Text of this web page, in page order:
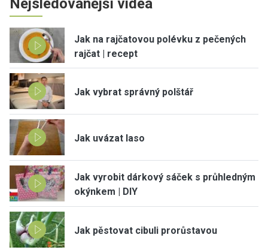
Nejsledovanější videa
Jak na rajčatovou polévku z pečených
rajčat | recept
Jak vybrat správný polštář
Jak uvázat laso
Jak vyrobit dárkový sáček s průhledným
okýnkem | DIY
Jak pěstovat cibuli prorůstavou